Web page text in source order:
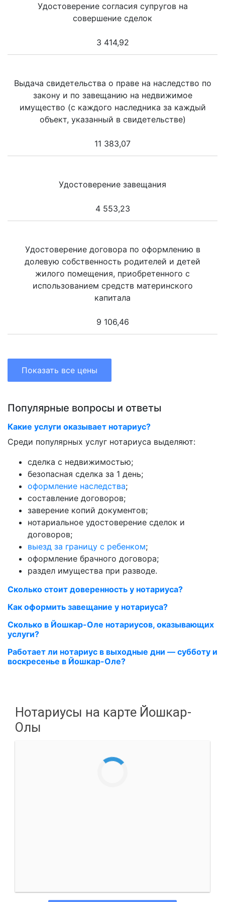
Удостоверение согласия супругов на
совершение сделок
3 414,92
Выдача свидетельства о праве на наследство по
закону и по завещанию на недвижимое
имущество (с каждого наследника за каждый
объект, указанный в свидетельстве)
11 383,07
Удостоверение завещания
4 553,23
Удостоверение договора по оформлению в
долевую собственность родителей и детей
жилого помещения, приобретенного с
использованием средств материнского
капитала
9 106,46
Показать все цены
Популярные вопросы и ответы
Какие услуги оказывает нотариус?
Среди популярных услуг нотариуса выделяют:
сделка с недвижимостью;
безопасная сделка за 1 день;
оформление наследства;
составление договоров;
заверение копий документов;
нотариальное удостоверение сделок и
договоров;
выезд за границу с ребенком;
оформление брачного договора;
раздел имущества при разводе.
Сколько стоит доверенность у нотариуса?
Как оформить завещание у нотариуса?
Сколько в Йошкар-Оле нотариусов, оказывающих
услуги?
Работает ли нотариус в выходные дни — субботу и
воскресенье в Йошкар-Оле?
Нотариусы на карте Йошкар-
Олы